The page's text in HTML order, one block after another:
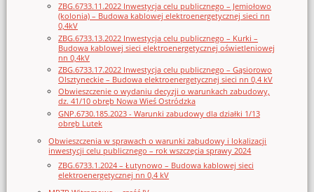
ZBG.6733.11.2022 Inwestycja celu publicznego – Jemiołowo
(kolonia) – Budowa kablowej elektroenergetycznej sieci nn
0,4kV
ZBG.6733.13.2022 Inwestycja celu publicznego – Kurki –
Budowa kablowej sieci elektroenergetycznej oświetleniowej
nn 0,4kV
ZBG.6733.17.2022 Inwestycja celu publicznego – Gąsiorowo
Olsztyneckie – Budowa elektroenergetycznej sieci nn 0,4 kV
Obwieszczenie o wydaniu decyzji o warunkach zabudowy,
dz. 41/10 obręb Nowa Wieś Ostródzka
GNP.6730.185.2023 - Warunki zabudowy dla działki 1/13
obręb Lutek
Obwieszczenia w sprawach o warunki zabudowy i lokalizacji
inwestycji celu publicznego – rok wszczęcia sprawy 2024
ZBG.6733.1.2024 – Łutynowo – Budowa kablowej sieci
elektroenergetycznej nn 0,4 kV